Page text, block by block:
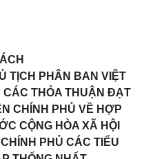
TỊCH PHÂN BAN VIỆT
CÁC THỎA THUẬN ĐẠT
CHÍNH PHỦ VỀ HỢP
CỘNG HÒA XÃ HỘI
PHỦ CÁC TIỂU